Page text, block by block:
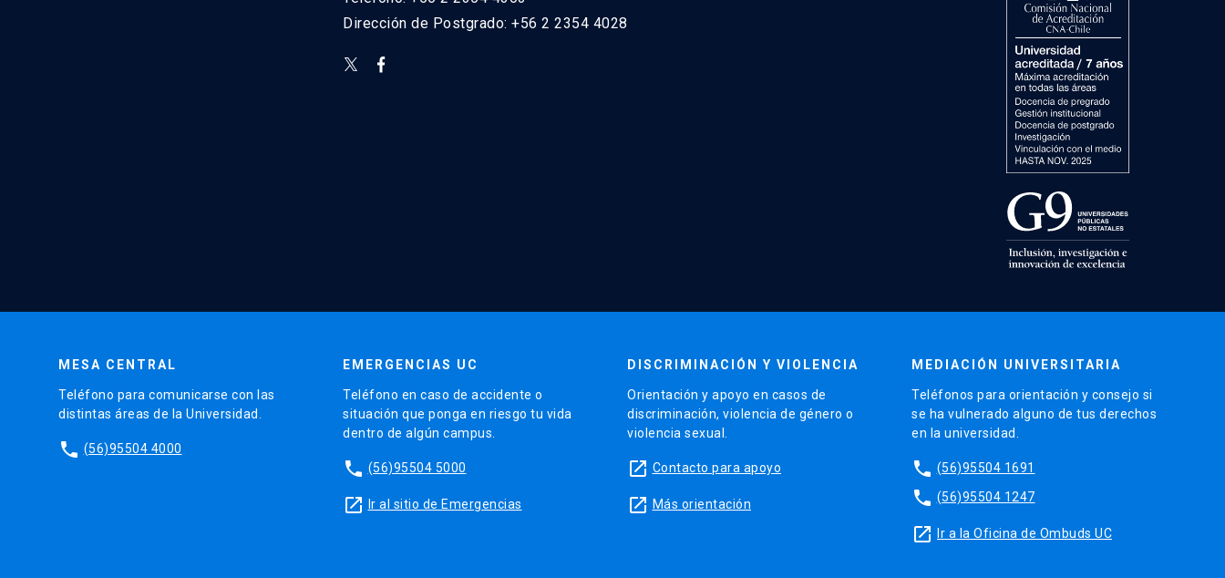
Dirección de Postgrado: +56 2 2354 4028
MESA CENTRAL
Teléfono para comunicarse con las
distintas áreas de la Universidad.
phone (56)95504 4000
EMERGENCIAS UC
Teléfono en caso de accidente o
situación que ponga en riesgo tu vida
dentro de algún campus.
phone (56)95504 5000
launch Ir al sitio de Emergencias
DISCRIMINACIÓN Y VIOLENCIA
Orientación y apoyo en casos de
discriminación, violencia de género o
violencia sexual.
launch Contacto para apoyo
launch Más orientación
MEDIACIÓN UNIVERSITARIA
Teléfonos para orientación y consejo si
se ha vulnerado alguno de tus derechos
en la universidad.
phone (56)95504 1691
phone (56)95504 1247
launch Ir a la Oficina de Ombuds UC